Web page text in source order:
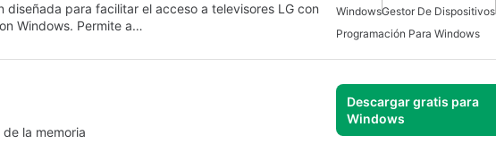
diseñada para facilitar el acceso a televisores LG con
Windows. Permite a…
WindowsGestor De Dispositivos
Programación Para Windows
la memoria
Descargar gratis para
Windows